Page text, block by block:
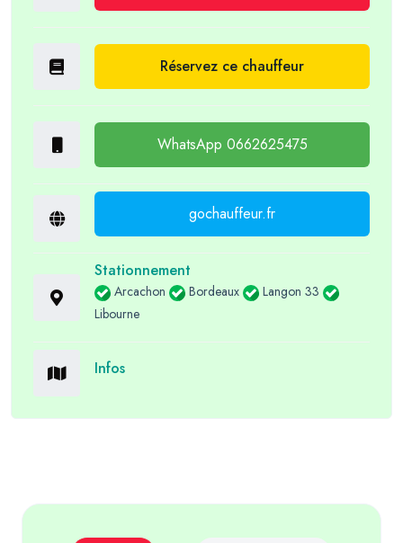
Réservez ce chauffeur
WhatsApp 0662625475
gochauffeur.fr
Stationnement
Arcachon Bordeaux
Langon 33
Libourne
Infos